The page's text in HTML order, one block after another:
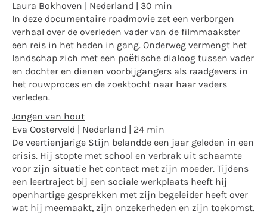
Laura Bokhoven | Nederland | 30 min
In deze documentaire roadmovie zet een verborgen
verhaal over de overleden vader van de filmmaakster
een reis in het heden in gang. Onderweg vermengt het
landschap zich met een poëtische dialoog tussen vader
en dochter en dienen voorbijgangers als raadgevers in
het rouwproces en de zoektocht naar haar vaders
verleden.
Jongen van hout
Eva Oosterveld | Nederland | 24 min
De veertienjarige Stijn belandde een jaar geleden in een
crisis. Hij stopte met school en verbrak uit schaamte
voor zijn situatie het contact met zijn moeder. Tijdens
een leertraject bij een sociale werkplaats heeft hij
openhartige gesprekken met zijn begeleider heeft over
wat hij meemaakt, zijn onzekerheden en zijn toekomst.